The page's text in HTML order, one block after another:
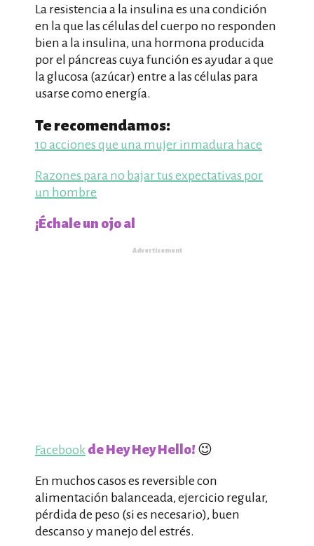
La resistencia a la insulina es una condición
en la que las células del cuerpo no responden
bien a la insulina, una hormona producida
por el páncreas cuya función es ayudar a que
la glucosa (azúcar) entre a las células para
usarse como energía.
Te recomendamos:
10 acciones que una mujer inmadura hace
Razones para no bajar tus expectativas por
un hombre
¡Échale un ojo al
Advertisement
Facebook de Hey Hey Hello! 😉
En muchos casos es reversible con
alimentación balanceada, ejercicio regular,
pérdida de peso (si es necesario), buen
descanso y manejo del estrés.